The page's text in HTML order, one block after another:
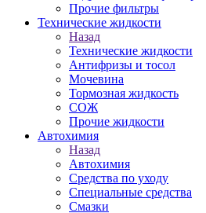
Прочие фильтры
Технические жидкости
Назад
Технические жидкости
Антифризы и тосол
Мочевина
Тормозная жидкость
СОЖ
Прочие жидкости
Автохимия
Назад
Автохимия
Средства по уходу
Специальные средства
Смазки